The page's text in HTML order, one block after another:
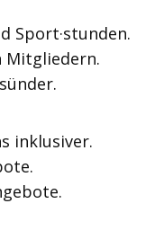
Sport·stunden.
Mitgliedern.
inklusiver.